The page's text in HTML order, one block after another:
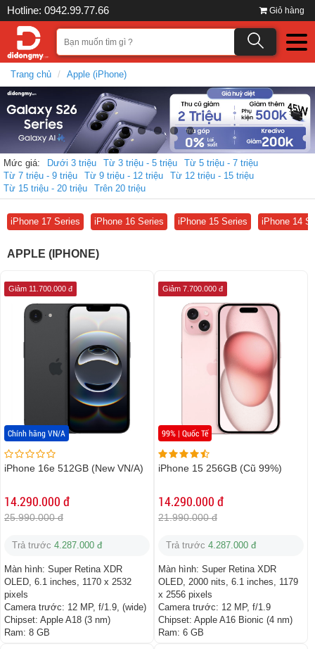
Hotline: 0942.99.77.66 Giỏ hàng
Trang chủ Apple (iPhone)
Mức giá: Dưới 3 triệu Từ 3 triệu - 5 triệu
Từ 5 triệu - 7 triệu
Từ 7 triệu - 9 triệu
Từ 9 triệu - 12 triệu
Từ 12 triệu - 15 triệu
Từ 15 triệu - 20 triệu
Trên 20 triệu
iPhone 17 Series iPhone 16 Series iPhone 15 Series iPhone 14
APPLE (IPHONE)
Chính hãng VN/A
Giảm 11.700.000 đ
iPhone 16e 512GB (New VN/A)
14.290.000 đ
25.990.000 đ
Trả trước 4.287.000 đ
Màn hình: Super Retina XDR
OLED, 6.1 inches, 1170 x 2532
pixels
Camera trước: 12 MP, f/1.9, (wide)
Chipset: Apple A18 (3 nm)
Ram: 8 GB
99% | Quốc Tế
Giảm 7.700.000 đ
iPhone 15 256GB (Cũ 99%)
14.290.000 đ
21.990.000 đ
Trả trước 4.287.000 đ
Màn hình: Super Retina XDR
OLED, 2000 nits, 6.1 inches, 1179
x 2556 pixels
Camera trước: 12 MP, f/1.9
Chipset: Apple A16 Bionic (4 nm)
Ram: 6 GB